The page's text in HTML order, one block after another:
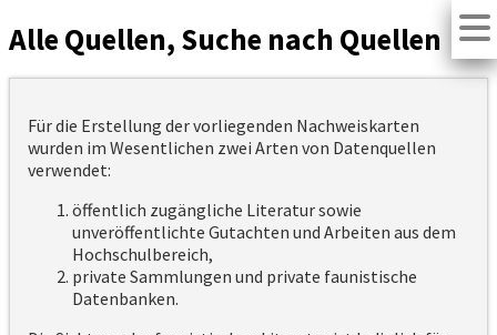
Alle Quellen, Suche nach Quellen
Für die Erstellung der vorliegenden Nachweiskarten
wurden im Wesentlichen zwei Arten von Datenquellen
verwendet:
öffentlich zugängliche Literatur sowie
unveröffentlichte Gutachten und Arbeiten aus dem
Hochschulbereich,
private Sammlungen und private faunistische
Datenbanken.